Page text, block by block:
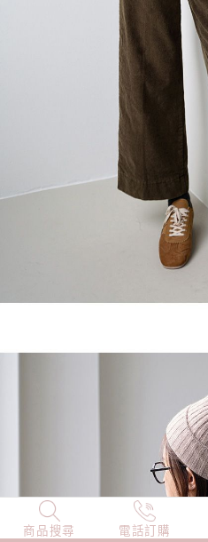
商品搜尋 電話訂購
NEW 店長精選